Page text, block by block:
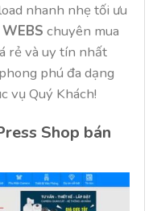
nhanh nhẹ tối ưu
chuyên mua
rẻ và uy tín nhất
phú đa dạng
vụ Quý Khách!
Shop bán